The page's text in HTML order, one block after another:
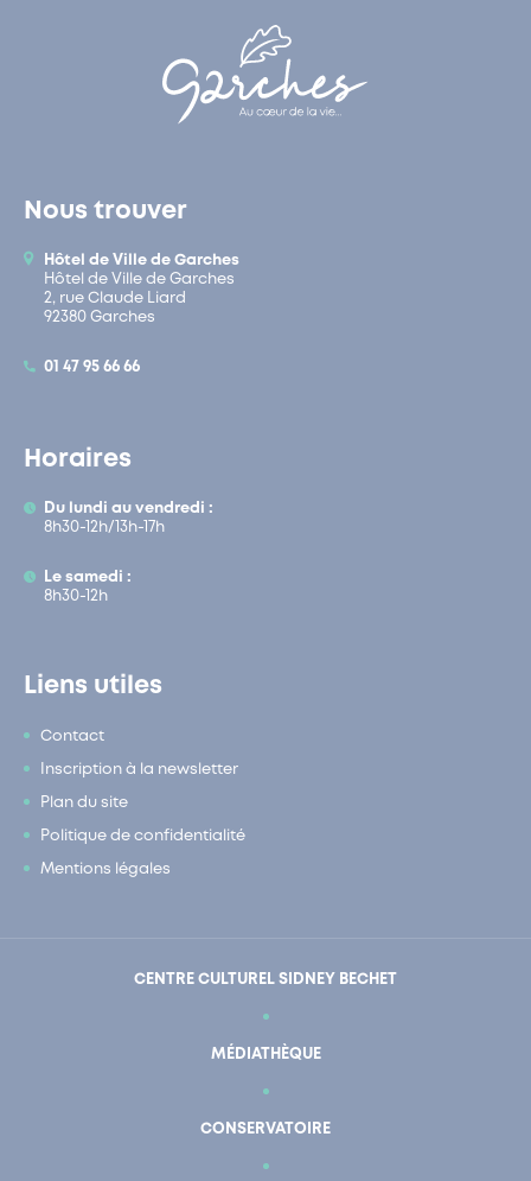
Nous trouver
Hôtel de Ville de Garches
Hôtel de Ville de Garches
2, rue Claude Liard
92380 Garches
01 47 95 66 66
Horaires
Du lundi au vendredi :
8h30-12h/13h-17h
Le samedi :
8h30-12h
Liens utiles
Contact
Inscription à la newsletter
Plan du site
Politique de confidentialité
Mentions légales
CENTRE CULTUREL SIDNEY BECHET
MÉDIATHÈQUE
CONSERVATOIRE